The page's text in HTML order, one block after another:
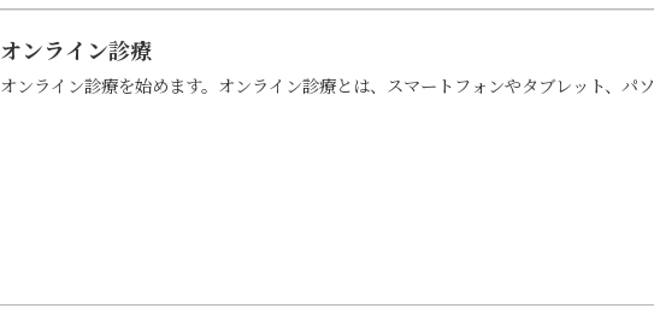
オンライン診療
オンライン診療を始めます。オンライン診療とは、スマートフォンやタブレット、パ